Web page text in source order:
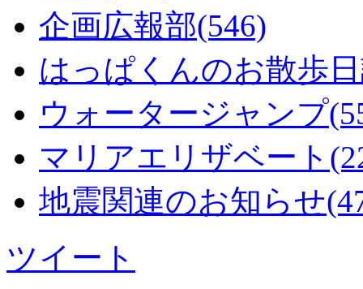
企画広報部(546)
はっぱくんのお散歩
ウォータージャンプ
マリアエリザベート
地震関連のお知らせ
ツイート